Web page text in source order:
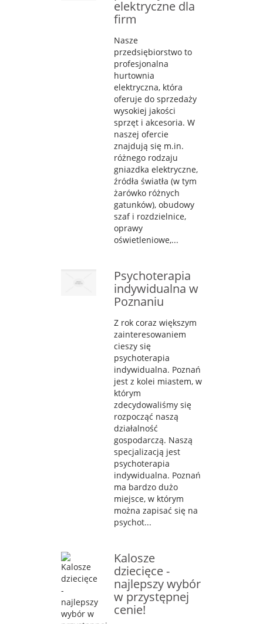
elektryczne dla
firm
Nasze
przedsiębiorstwo to
profesjonalna
hurtownia
elektryczna, która
oferuje do sprzedaży
wysokiej jakości
sprzęt i akcesoria. W
naszej ofercie
znajdują się m.in.
różnego rodzaju
gniazdka elektryczne,
źródła światła (w tym
żarówko różnych
gatunków), obudowy
szaf i rozdzielnice,
oprawy
oświetleniowe,...
Psychoterapia
indywidualna w
Poznaniu
Z rok coraz większym
zainteresowaniem
cieszy się
psychoterapia
indywidualna. Poznań
jest z kolei miastem, w
którym
zdecydowaliśmy się
rozpocząć naszą
działalność
gospodarczą. Naszą
specjalizacją jest
psychoterapia
indywidualna. Poznań
ma bardzo dużo
miejsce, w którym
można zapisać się na
psychot...
Kalosze
dziecięce -
najlepszy wybór
w przystępnej
cenie!